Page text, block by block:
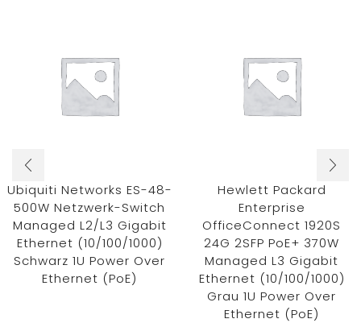
Ubiquiti Networks ES-48-
500W Netzwerk-Switch
Managed L2/L3 Gigabit
Ethernet (10/100/1000)
Schwarz 1U Power Over
Ethernet (PoE)
Hewlett Packard
Enterprise
OfficeConnect 1920S
24G 2SFP PoE+ 370W
Managed L3 Gigabit
Ethernet (10/100/1000)
Grau 1U Power Over
Ethernet (PoE)